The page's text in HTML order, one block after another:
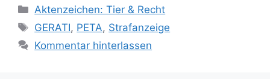
K
a
e
Aktenzeichen: Tier & Recht
S
c
GERATI, PETA, Strafanzeige
Kommentar hinterlassen